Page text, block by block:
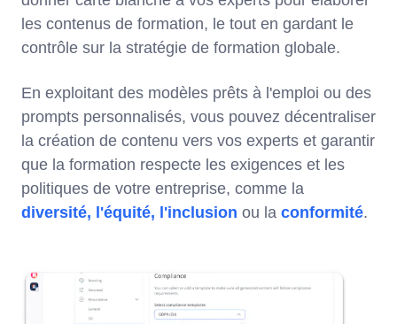
les contenus de formation, le tout en gardant le
contrôle sur la stratégie de formation globale.
En exploitant des modèles prêts à l'emploi ou des
prompts personnalisés, vous pouvez décentraliser
la création de contenu vers vos experts et garantir
que la formation respecte les exigences et les
politiques de votre entreprise, comme la
diversité, l'équité, l'inclusion ou la conformité.